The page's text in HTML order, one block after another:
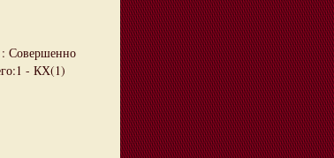
Совершенно
- КХ(1)